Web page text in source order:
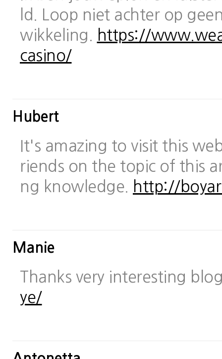
ld. Loop niet achter op
wikkeling.
https://
casino/
Hubert
It's amazing to visit this
riends on the topic of this
ng knowledge.
http://
Manie
Thanks very interesting
ye/